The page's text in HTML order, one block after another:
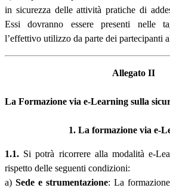
in sicurezza delle attività pratiche di
Essi dovranno essere presenti nelle
l’effettivo utilizzo da parte dei partecipanti
Allegato II
La Formazione via e-Learning sulla
1. La formazione via e-
1.1. Si potrà ricorrere alla modalità e-
rispetto delle seguenti condizioni:
a) Sede e strumentazione: La